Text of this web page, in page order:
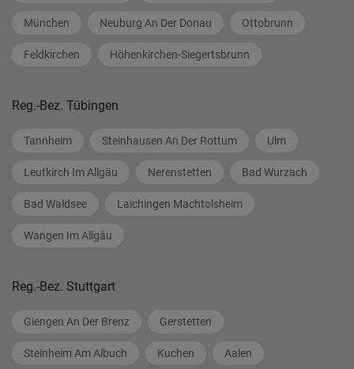
München Neuburg An Der Donau Ottobrunn
Feldkirchen Höhenkirchen-Siegertsbrunn
Reg.-Bez. Tübingen
Tannheim Steinhausen An Der Rottum Ulm
Leutkirch Im Allgäu Nerenstetten Bad Wurzach
Bad Waldsee Laichingen Machtolsheim
Wangen Im Allgäu
Reg.-Bez. Stuttgart
Giengen An Der Brenz Gerstetten
Steinheim Am Albuch Kuchen Aalen